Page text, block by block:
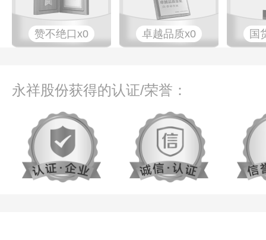
赞不绝口x0 卓越品质x0 国
永祥股份获得的认证/荣誉：